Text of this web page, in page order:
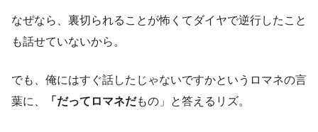
なぜなら、裏切られることが怖くてダイヤで逆行したこと
も話せていないから。
でも、俺にはすぐ話したじゃないですかというロマネの言
葉に、
「だってロマネだもの」と答えるリズ。